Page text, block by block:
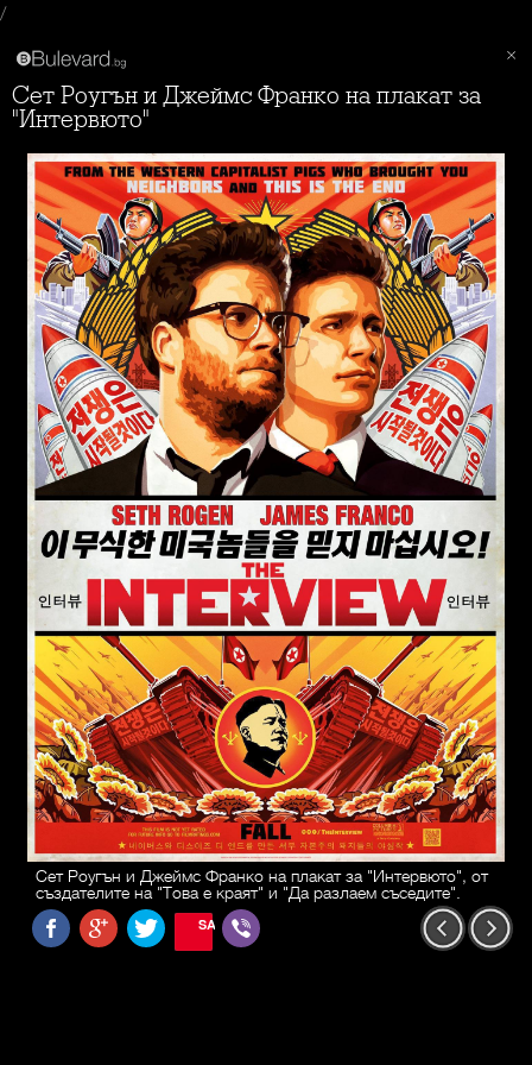
/
Сет Роугън и Джеймс Франко на плакат за
"Интервюто"
Сет Роугън и Джеймс Франко на плакат за "Интервюто", от
създателите на "Това е краят" и "Да разлаем съседите".
SAVE